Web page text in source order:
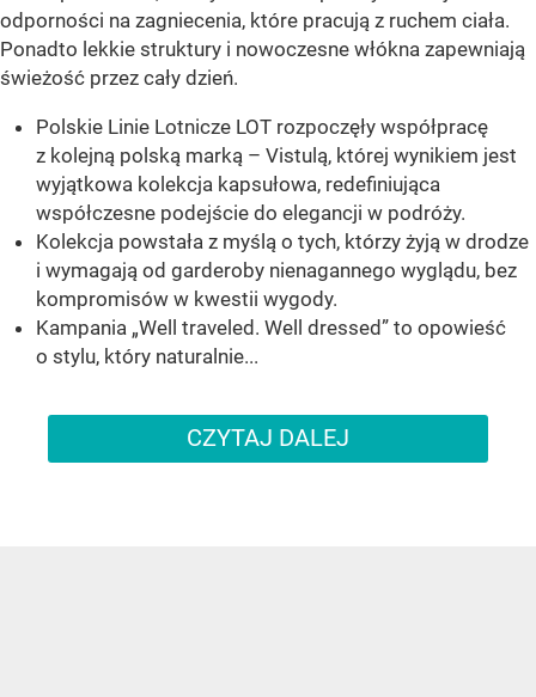
odporności na zagniecenia, które pracują z ruchem ciała.
Ponadto lekkie struktury i nowoczesne włókna zapewniają
świeżość przez cały dzień.
Polskie Linie Lotnicze LOT rozpoczęły współpracę
z kolejną polską marką – Vistulą, której wynikiem jest
wyjątkowa kolekcja kapsułowa, redefiniująca
współczesne podejście do elegancji w podróży.
Kolekcja powstała z myślą o tych, którzy żyją w drodze
i wymagają od garderoby nienagannego wyglądu, bez
kompromisów w kwestii wygody.
Kampania „Well traveled. Well dressed” to opowieść
o stylu, który naturalnie...
CZYTAJ DALEJ